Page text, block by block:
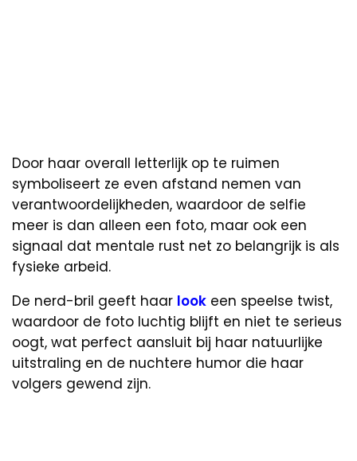
Door haar overall letterlijk op te ruimen
symboliseert ze even afstand nemen van
verantwoordelijkheden, waardoor de selfie
meer is dan alleen een foto, maar ook een
signaal dat mentale rust net zo belangrijk is als
fysieke arbeid.
De nerd-bril geeft haar look een speelse twist,
waardoor de foto luchtig blijft en niet te serieus
oogt, wat perfect aansluit bij haar natuurlijke
uitstraling en de nuchtere humor die haar
volgers gewend zijn.